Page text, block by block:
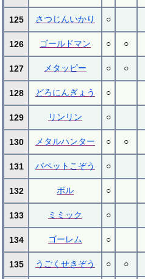
125 さつじんいかり ○
126 ゴールドマン ○ ○
127 メタッピー ○ ○
128 どろにんぎょう ○
129 リンリン ○
130 メタルハンター ○ ○
131 パペットこぞう ○
132 ボル ○
133 ミミック ○
134 ゴーレム ○
135 うごくせきぞう ○ ○